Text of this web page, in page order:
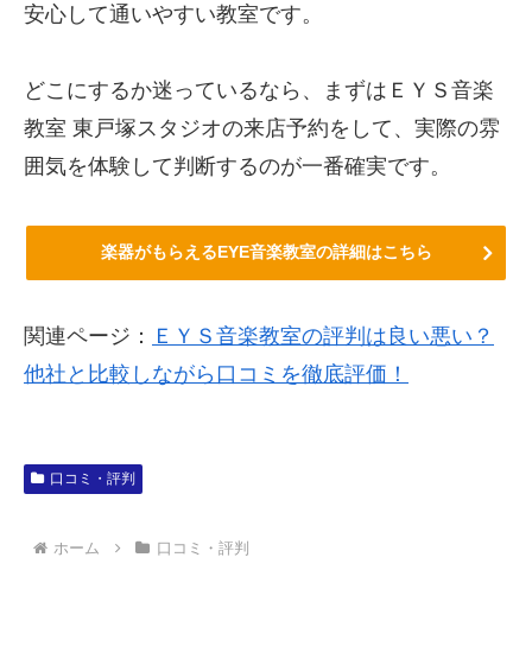
安心して通いやすい教室です。
どこにするか迷っているなら、まずはＥＹＳ音楽
教室 東戸塚スタジオの来店予約をして、実際の雰
囲気を体験して判断するのが一番確実です。
楽器がもらえるEYE音楽教室の詳細はこちら
関連ページ：
ＥＹＳ音楽教室の評判は良い悪い？
他社と比較しながら口コミを徹底評価！
口コミ・評判
ホーム 口コミ・評判